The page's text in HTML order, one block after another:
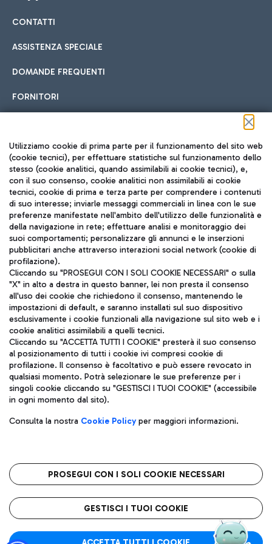
Cucina Internazionale
Fast Food
Pizza
Gelateria
Wine Bar & Sparkling
Hotel in aeroporto
Scegli l'alloggio più adatto e approfitta della vicinanza
all'aeroporto.
Car sharing
Con il Car Sharing è ancora più facile spostarsi
Treno
Raggiungi velocemente l'aeroporto di Fiumicino da Roma
tramite i servizi ferroviari Trenitalia.
Autobus
Scopri le linee di autobus per raggiungere l'aeroporto
Leonardo Da Vinci.
Raggiungi l’aeroporto senza pensieri con il servizio di taxi a
Ristoranti
Scopri la nostra offerta per una pausa gustosa in aeroporto
Mappa Aeroporto Fiumicino
CONTATTI
ASSISTENZA SPECIALE
DOMANDE FREQUENTI
FORNITORI
Seguici sui social
TRAVEL JOURNAL
ITA
Aeroporti di Roma S.p.A. - Società soggetta a direzione e
coordinamento di Mundys S.p.A.
Codice fiscale e Registro delle Imprese di Roma 13032990155 P.
IVA 06572251004
Capitale sociale 62.224.743,00 int. vers.
Sede legale: Via Pier Paolo Racchetti 1 - 00054 Fiumicino (RM)
telefono +39 06 65951
Privacy policy
Note legali
Roma FCO
L'aeroporto stellato
Utilizziamo cookie di prima parte per il funzionamento del sito web
(cookie tecnici), per effettuare statistiche sul funzionamento dello
stesso (cookie analitici, quando assimilabili ai cookie tecnici), e,
con il suo consenso, cookie analitici non assimilabili ai cookie
tecnici, cookie di prima e terza parte per comprendere i contenuti
di suo interesse; inviarle messaggi commerciali in linea con le sue
preferenze manifestate nell'ambito dell'utilizzo delle funzionalità e
della navigazione in rete; effettuare analisi e monitoraggio dei
suoi comportamenti; personalizzare gli annunci e le inserzioni
pubblicitari anche attraverso interazioni social network (cookie di
profilazione).
Cliccando su "PROSEGUI CON I SOLI COOKIE NECESSARI" o sulla
"X" in alto a destra in questo banner, lei non presta il consenso
all'uso dei cookie che richiedono il consenso, mantenendo le
impostazioni di default, e saranno installati sul suo dispositivo
esclusivamente i cookie funzionali alla navigazione sul sito web e i
cookie analitici assimilabili a quelli tecnici.
Cliccando su "ACCETTA TUTTI I COOKIE" presterà il suo consenso
al posizionamento di tutti i cookie ivi compresi cookie di
profilazione. Il consenso è facoltativo e può essere revocato in
qualsiasi momento. Potrà selezionare le sue preferenze per i
singoli cookie cliccando su "GESTISCI I TUOI COOKIE" (accessibile
in ogni momento dal sito).
Consulta la nostra Cookie Policyper maggiori informazioni.
PROSEGUI CON I SOLI COOKIE NECESSARI
GESTISCI I TUOI COOKIE